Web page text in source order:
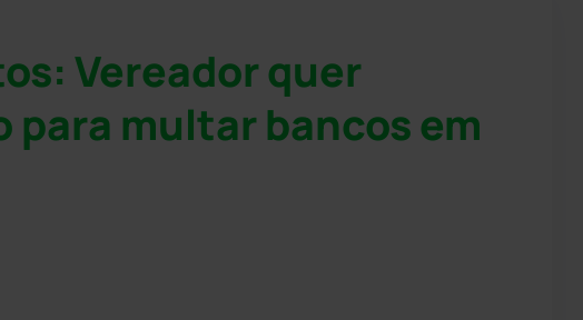
Vereador quer
multar bancos em